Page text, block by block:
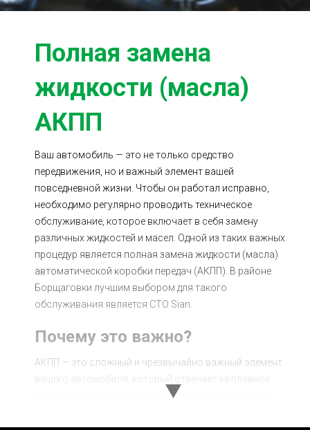
Полная замена
жидкости (масла)
АКПП
Ваш автомобиль — это не только средство
передвижения, но и важный элемент вашей
повседневной жизни. Чтобы он работал исправно,
необходимо регулярно проводить техническое
обслуживание, которое включает в себя замену
различных жидкостей и масел. Одной из таких важных
процедур является полная замена жидкости (масла)
автоматической коробки передач (АКПП). В районе
Борщаговки лучшим выбором для такого
обслуживания является СТО Sian.
Почему это важно?
АКПП — это сложный и чрезвычайно важный элемент
вашего автомобиля, который отвечает за плавное
переключение передач и общую динамику движения.